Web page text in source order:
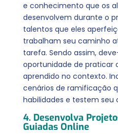
e conhecimento que os
desenvolvem durante o
talentos que eles
trabalham seu caminho
tarefa. Sendo assim,
oportunidade de praticar
aprendido no contexto.
cenários de ramificação
habilidades e testem seu
4. Desenvolva
Guiadas Online